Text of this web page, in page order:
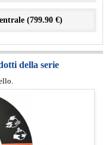
(799.90 €)
della serie